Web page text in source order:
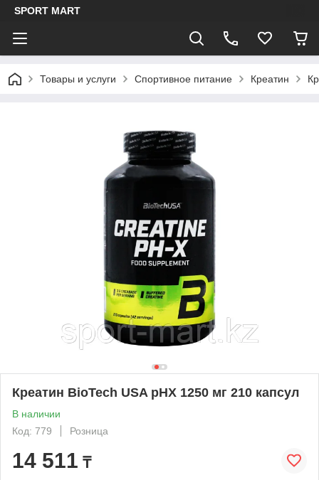
SPORT MART
Товары и услуги Спортивное питание Креатин
Креатин BioTech USA pHX 1250 мг 210 капсул
В наличии
Код: 779
Розница
14 511 ₸